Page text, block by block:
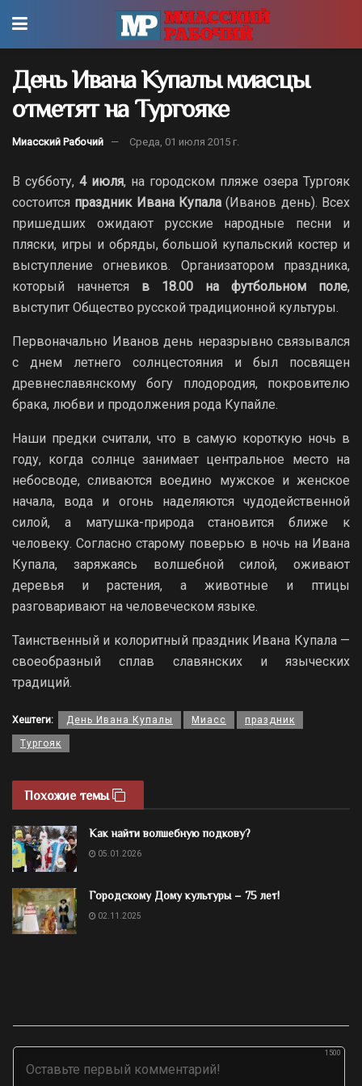
День Ивана Купалы миасцы
отметят на Тургояке
Миасский Рабочий Среда, 01 июля 2015 г.
В субботу, 4 июля, на городском пляже озера Тургояк
состоится праздник Ивана Купала (Иванов день). Всех
пришедших ожидают русские народные песни и
пляски, игры и обряды, большой купальский костер и
выступление огневиков. Организатором праздника,
который начнется в 18.00 на футбольном поле,
выступит Общество русской традиционной культуры.
Первоначально Иванов день неразрывно связывался
с днем летнего солнцестояния и был посвящен
древнеславянскому богу плодородия, покровителю
брака, любви и продолжения рода Купайле.
Наши предки считали, что в самую короткую ночь в
году, когда солнце занимает центральное место на
небосводе, сливаются воедино мужское и женское
начала, вода и огонь наделяются чудодейственной
силой, а матушка-природа становится ближе к
человеку. Согласно старому поверью в ночь на Ивана
Купала, заряжаясь волшебной силой, оживают
деревья и растения, а животные и птицы
разговаривают на человеческом языке.
Таинственный и колоритный праздник Ивана Купала —
своеобразный сплав славянских и языческих
традиций.
Хештеги: День Ивана Купалы Миасс праздник
Тургояк
Похожие темы
Как найти волшебную подкову?
05.01.2026
Городскому Дому культуры – 75 лет!
02.11.2025
1500